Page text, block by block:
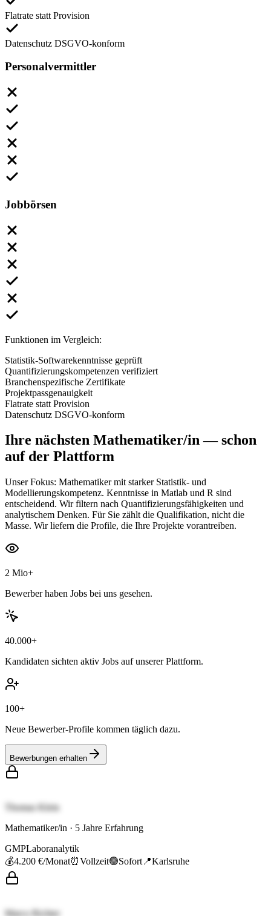
Flatrate statt Provision
Datenschutz DSGVO-konform
Personalvermittler
Jobbörsen
Funktionen im Vergleich:
Statistik-Softwarekenntnisse geprüft
Quantifizierungskompetenzen verifiziert
Branchenspezifische Zertifikate
Projektpassgenauigkeit
Flatrate statt Provision
Datenschutz DSGVO-konform
Ihre nächsten Mathematiker/in— schon
auf der Plattform
Unser Fokus: Mathematiker mit starker Statistik- und
Modellierungskompetenz. Kenntnisse in Matlab und R sind
entscheidend. Wir filtern nach Quantifizierungsfähigkeiten und
analytischem Denken. Für Sie zählt die Qualifikation, nicht die
Masse. Wir liefern die Profile, die Ihre Projekte vorantreiben.
2 Mio+
Bewerber haben Jobs bei uns gesehen.
40.000+
Kandidaten sichten aktiv Jobs auf unserer Plattform.
100+
Neue Bewerber-Profile kommen täglich dazu.
Bewerbungen erhalten
Thomas Klein
Mathematiker/in · 5 Jahre Erfahrung
GMPLaboranalytik
💰4.200 €/Monat⏰Vollzeit🟢Sofort 📍Karlsruhe
Marco Richter